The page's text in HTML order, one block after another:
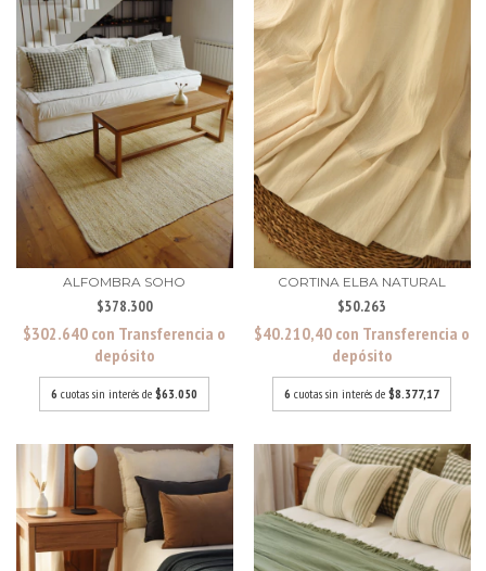
ALFOMBRA SOHO
$378.300
$302.640 con Transferencia o
depósito
6 cuotas sin interés de $63.050
CORTINA ELBA NATURAL
$50.263
$40.210,40 con Transferencia o
depósito
6 cuotas sin interés de $8.377,17